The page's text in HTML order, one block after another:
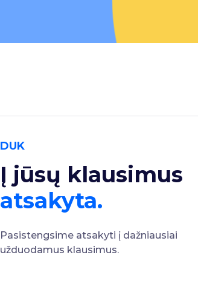
DUK
Į jūsų klausimus
atsakyta.
Pasistengsime atsakyti į dažniausiai
užduodamus klausimus.